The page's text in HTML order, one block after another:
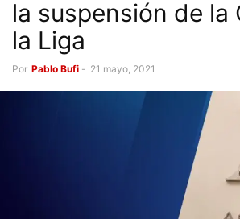
la suspensión de la
la Liga
Por Pablo Bufi - 21 mayo, 2021